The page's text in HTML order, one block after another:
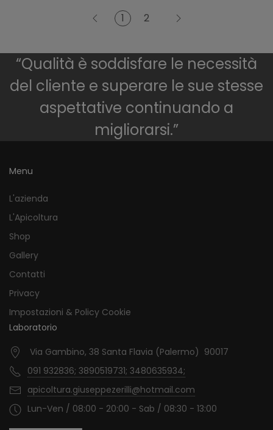
1 2
“Qualità è soddisfare le necessità
del cliente e superare le sue stesse
aspettative continuando a
migliorarsi.”
Menu
L'azienda
L'Apicoltura
Shop
Gallery
Contatti
Privacy
Impostazioni & Policy Cookie
Laboratorio
Via Gambino, 38 Santa Flavia (Palermo) 90017
091 932836; 3890519731; 3480635934;
apicoltura.giuseppezerilli@hotmail.com
Lun-Ven / 08:00 - 20:00 - Sab / 08:30 - 13:00